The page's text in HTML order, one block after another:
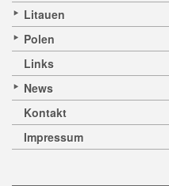
Litauen
Polen
Links
News
Kontakt
Impressum